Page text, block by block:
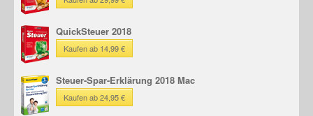
QuickSteuer 2018
Kaufen ab 14,99 €
Steuer-Spar-Erklärung 2018 Mac
Kaufen ab 24,95 €